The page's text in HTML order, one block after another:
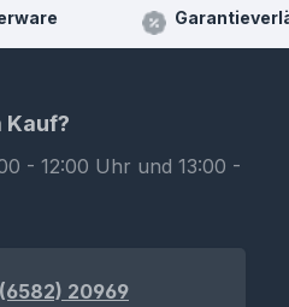
Kauf?
- 12:00 Uhr und 13:00 -
20969